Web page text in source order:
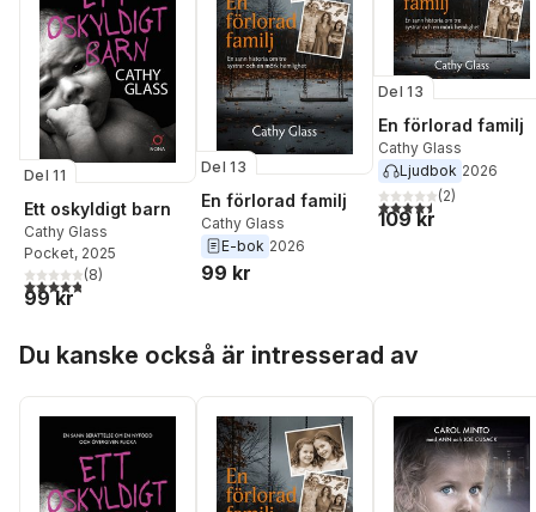
Del 11
Ett oskyldigt barn
Cathy Glass
Pocket, 2025
4,8utav 5 stjärnor. Totalt antal röster:
(8)
99 kr
Del 13
En förlorad familj
Cathy Glass
E-bok 2026
99 kr
Del 13
En förlorad familj
Cathy Glass
Ljudbok 2026
4,5utav 5 stjärnor.
(2)
109 kr
Du kanske också är intresserad av